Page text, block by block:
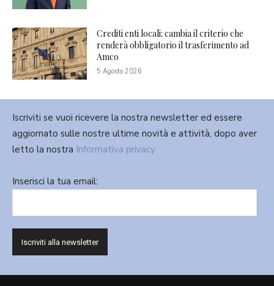
Crediti enti locali: cambia il criterio che
renderà obbligatorio il trasferimento ad
Amco
5 Agosto 2026
Iscriviti se vuoi ricevere la nostra newsletter ed essere
aggiornato sulle nostre ultime novità e attività, dopo aver
letto la nostra Informativa privacy
Inserisci la tua email: